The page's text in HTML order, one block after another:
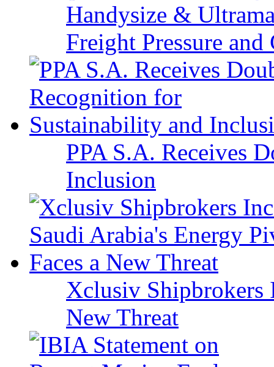
Handysize &
Freight Pressure
PPA S.A. Receives
Inclusion
Xclusiv Shipbrokers
New Threat